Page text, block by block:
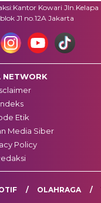
Kowari Jln.Kelapa
J1 no.12A Jakarta
NETWORK
Etik
Media Siber
Policy
OLAHRAGA